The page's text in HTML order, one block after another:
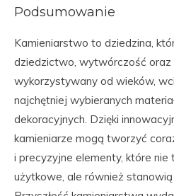
Podsumowanie
Kamieniarstwo to dziedzina,
dziedzictwo, wytwórczość oraz
wykorzystywany od wieków,
najchętniej wybieranych
dekoracyjnych. Dzięki
kamieniarze mogą tworzyć
i precyzyjne elementy, które nie
użytkowe, ale również stanowią